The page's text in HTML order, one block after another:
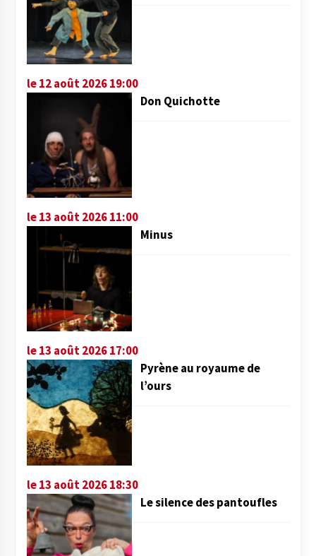
le 12 août 2026 19:00
Don Quichotte
le 13 août 2026 11:00
Minus
le 13 août 2026 17:00
Pyrène au royaume de
l’ours
le 13 août 2026 18:30
Le silence des pantoufles